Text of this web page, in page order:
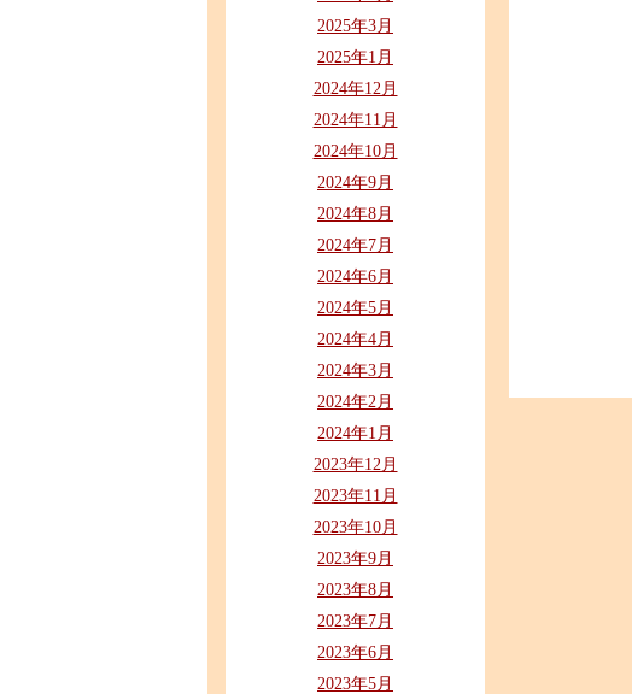
2025年3月
2025年1月
2024年12月
2024年11月
2024年10月
2024年9月
2024年8月
2024年7月
2024年6月
2024年5月
2024年4月
2024年3月
2024年2月
2024年1月
2023年12月
2023年11月
2023年10月
2023年9月
2023年8月
2023年7月
2023年6月
2023年5月